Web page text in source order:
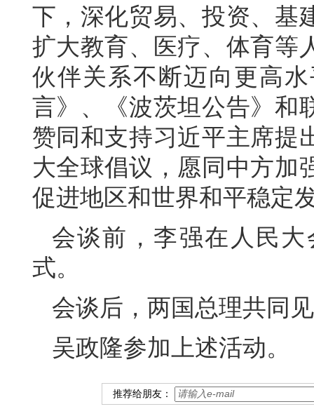
下，深化贸易、投资、基
扩大教育、医疗、体育等
伙伴关系不断迈向更高
言》、《波茨坦公告》和
赞同和支持习近平主席提
大全球倡议，愿同中方加
促进地区和世界和平稳定
会谈前，李强在人民
式。
会谈后，两国总理共同
吴政隆参加上述活动。
推荐给朋友：